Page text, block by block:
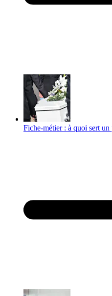
Fiche-métier : à quoi sert